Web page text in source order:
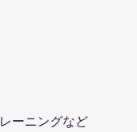
ーニングなど